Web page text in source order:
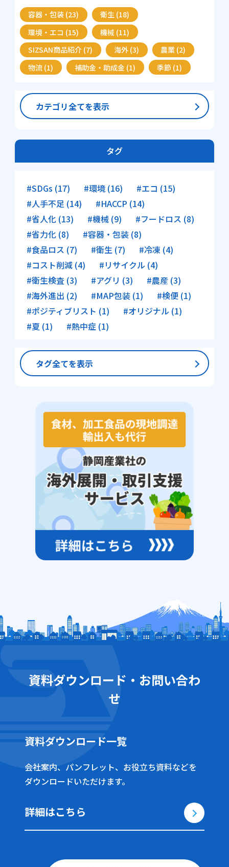
容器・包装 (23)
衛生 (18)
環境・エコ (15)
機械 (11)
SIZSAN商品紹介 (7)
海外 (3)
農業 (2)
物流 (1)
補助金・助成金 (1) 季節 (1)
カテゴリ全てを表示
タグ
#SDGs (17) #環境 (16)
#エコ (15)
#人手不足 (14)
#HACCP (14)
#省人化 (13)
#機械 (9)
#フードロス (8)
#省力化 (8)
#容器・包装 (8)
#食品ロス (7)
#衛生 (7)
#冷凍 (4)
#コスト削減 (4)
#リサイクル (4)
#衛生検査 (3)
#アグリ (3)
#農産 (3)
#海外進出 (2)
#MAP包装 (1)
#検便 (1)
#ポジティブリスト (1)
#オリジナル (1)
#夏 (1)
#熱中症 (1)
タグ全てを表示
資料ダウンロード・お問い合わ
せ
資料ダウンロード一覧
会社案内、パンフレット、お役立ち資料などを
ダウンロードいただけます。
詳細はこちら